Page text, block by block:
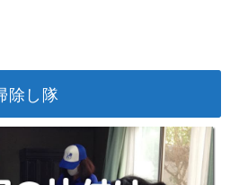
除し隊